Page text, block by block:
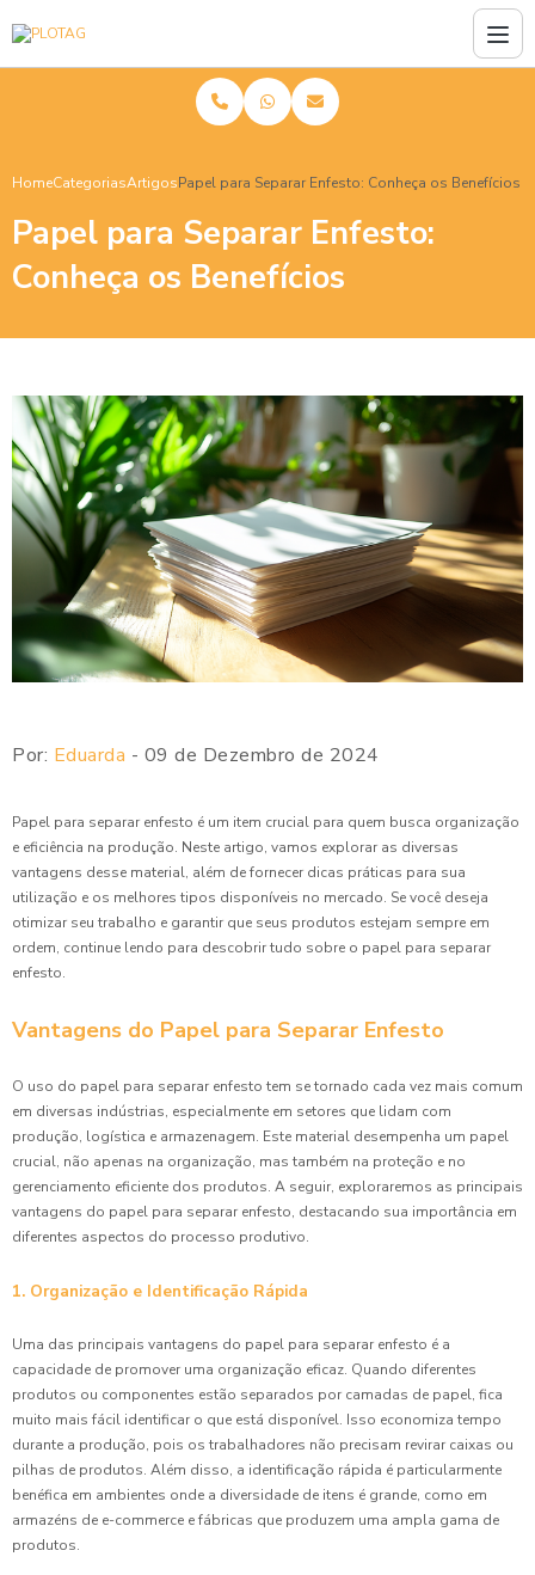
HomeCategoriasArtigosPapel para Separar Enfesto: Conheça os Benefícios
Papel para Separar Enfesto:
Conheça os Benefícios
Por: Eduarda - 09 de Dezembro de 2024
Papel para separar enfesto é um item crucial para quem busca organização
e eficiência na produção. Neste artigo, vamos explorar as diversas
vantagens desse material, além de fornecer dicas práticas para sua
utilização e os melhores tipos disponíveis no mercado. Se você deseja
otimizar seu trabalho e garantir que seus produtos estejam sempre em
ordem, continue lendo para descobrir tudo sobre o papel para separar
enfesto.
Vantagens do Papel para Separar Enfesto
O uso do papel para separar enfesto tem se tornado cada vez mais comum
em diversas indústrias, especialmente em setores que lidam com
produção, logística e armazenagem. Este material desempenha um papel
crucial, não apenas na organização, mas também na proteção e no
gerenciamento eficiente dos produtos. A seguir, exploraremos as principais
vantagens do papel para separar enfesto, destacando sua importância em
diferentes aspectos do processo produtivo.
1. Organização e Identificação Rápida
Uma das principais vantagens do papel para separar enfesto é a
capacidade de promover uma organização eficaz. Quando diferentes
produtos ou componentes estão separados por camadas de papel, fica
muito mais fácil identificar o que está disponível. Isso economiza tempo
durante a produção, pois os trabalhadores não precisam revirar caixas ou
pilhas de produtos. Além disso, a identificação rápida é particularmente
benéfica em ambientes onde a diversidade de itens é grande, como em
armazéns de e-commerce e fábricas que produzem uma ampla gama de
produtos.